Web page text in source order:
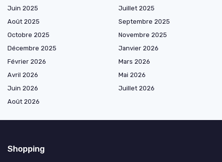
Juin 2025
Juillet 2025
Août 2025
Septembre 2025
Octobre 2025
Novembre 2025
Décembre 2025
Janvier 2026
Février 2026
Mars 2026
Avril 2026
Mai 2026
Juin 2026
Juillet 2026
Août 2026
Shopping